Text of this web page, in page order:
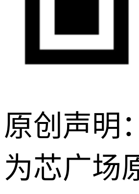
原创声明
为芯广场